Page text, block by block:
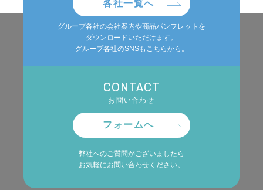
各社一覧へ
グループ各社の会社案内や商品パンフレットを
ダウンロードいただけます。
グループ各社のSNSもこちらから。
CONTACT
お問い合わせ
フォームへ
弊社へのご質問がございましたら
お気軽にお問い合わせください。